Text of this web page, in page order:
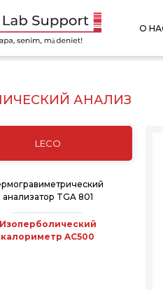
О
анализатор TGA 801
калориметр AC500
АНАЛИЗ
LECO